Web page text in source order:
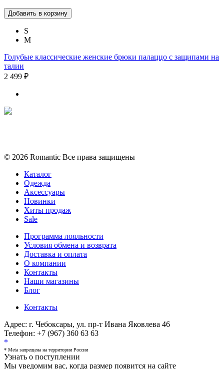
Добавить в корзину
S
M
Голубые классические женские брюки палаццо с защипами на
талии
2 499 ₽
© 2026 Romantic Все права защищены
Каталог
Одежда
Аксессуары
Новинки
Хиты продаж
Sale
Программа лояльности
Условия обмена и возврата
Доставка и оплата
О компании
Контакты
Наши магазины
Блог
Контакты
Адрес: г. Чебоксары, ул. пр-т Ивана Яковлева 46
Телефон: +7 (967) 360 63 63
*
* Meta запрещена на территории России
Узнать о поступлении
Мы уведомим вас, когда размер появится на сайте